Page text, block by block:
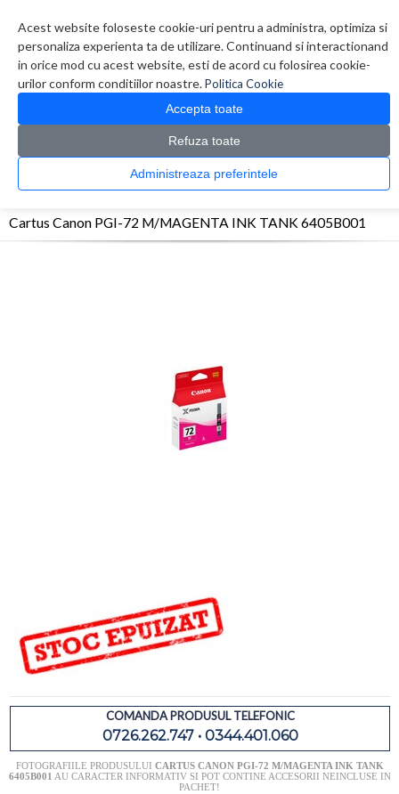
Acest website foloseste cookie-uri pentru a administra, optimiza si
personaliza experienta ta de utilizare. Continuand si interactionand
in orice mod cu acest website, esti de acord cu folosirea cookie-
urilor conform conditiilor noastre.Politica Cookie
Accepta toate
Refuza toate
Administreaza preferintele
0 produs(e)
CATALOG PRODUSE
Consumabile originale > Inkjet > Cartus Canon PGI-72 M/MAGENTA
Cartus Canon PGI-72 M/MAGENTA INK TANK 6405B001
COMANDA PRODUSUL TELEFONIC
0726.262.747 • 0344.401.060
FOTOGRAFIILE PRODUSULUI CARTUS CANON PGI-72 M/MAGENTA INK TANK
6405B001 AU CARACTER INFORMATIV SI POT CONTINE ACCESORII NEINCLUSE IN
PACHET!